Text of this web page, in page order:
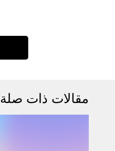
مقالات ذات صلة